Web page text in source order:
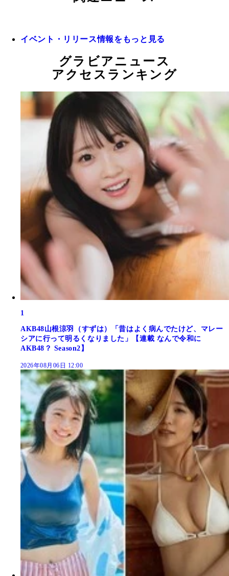
イベント・リリース情報をもっと見る
グラビアニュース
アクセスランキング
1
AKB48山根涼羽（すずは）「昔はよく病んでたけど、マレー
シアに行って明るくなりました」【連載 なんで令和に
AKB48？ Season2】
2026年08月06日 12:00